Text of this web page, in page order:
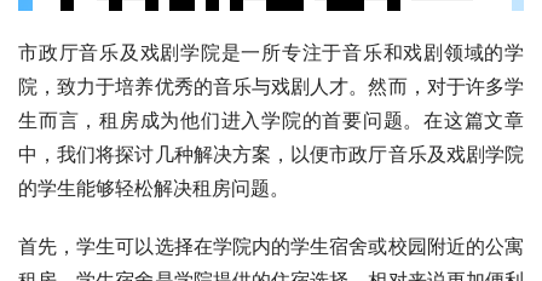
市政厅音乐及戏剧学院是一所专注于音乐和戏剧领域的学
院，致力于培养优秀的音乐与戏剧人才。然而，对于许多学
生而言，租房成为他们进入学院的首要问题。在这篇文章
中，我们将探讨几种解决方案，以便市政厅音乐及戏剧学院
的学生能够轻松解决租房问题。
首先，学生可以选择在学院内的学生宿舍或校园附近的公寓